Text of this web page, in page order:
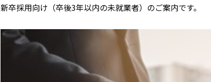
新卒採用向け（卒後3年以内の未就業者）のご案内です。